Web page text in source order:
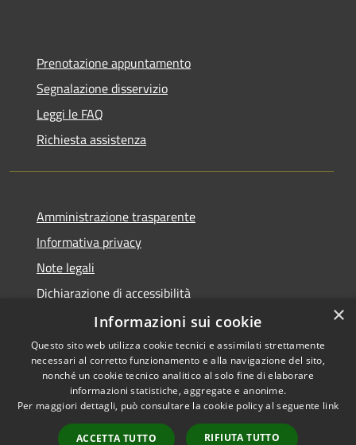
Prenotazione appuntamento
Segnalazione disservizio
Leggi le FAQ
Richiesta assistenza
Amministrazione trasparente
Informativa privacy
Note legali
Dichiarazione di accessibilità
Obiettivi di accessibilità
RSS
Accessibilità
Copyright © 2026 • Comune di
Castellucchio • Powered by
Municipium• Accesso
×
Informazioni sui cookie
Questo sito web utilizza cookie tecnici e assimilati strettamente
necessari al corretto funzionamento e alla navigazione del sito,
nonché un cookie tecnico analitico al solo fine di elaborare
informazioni statistiche, aggregate e anonime.
Per maggiori dettagli, può consultare la cookie policy al seguente link
ACCETTA TUTTO RIFIUTA TUTTO